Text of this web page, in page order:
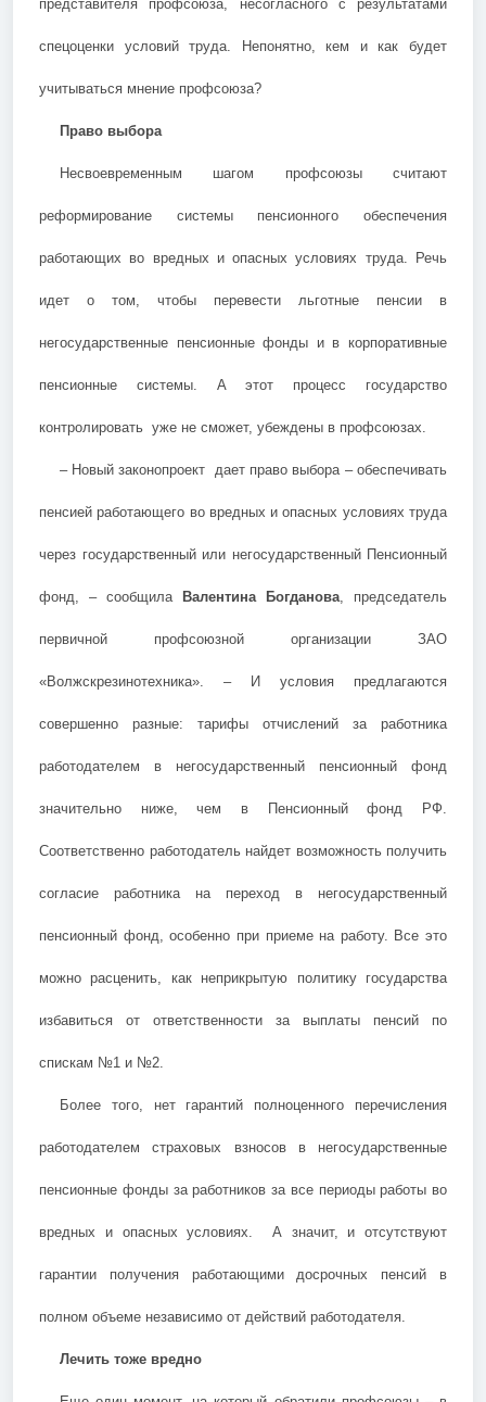
представителя профсоюза, несогласного с результатами
спецоценки условий труда. Непонятно, кем и как будет
учитываться мнение профсоюза?
Право выбора
Несвоевременным шагом профсоюзы считают
реформирование системы пенсионного обеспечения
работающих во вредных и опасных условиях труда. Речь
идет о том, чтобы перевести льготные пенсии в
негосударственные пенсионные фонды и в корпоративные
пенсионные системы. А этот процесс государство
контролировать уже не сможет, убеждены в профсоюзах.
– Новый законопроект дает право выбора – обеспечивать
пенсией работающего во вредных и опасных условиях труда
через государственный или негосударственный Пенсионный
фонд, – сообщила Валентина Богданова, председатель
первичной профсоюзной организации ЗАО
«Волжскрезинотехника». – И условия предлагаются
совершенно разные: тарифы отчислений за работника
работодателем в негосударственный пенсионный фонд
значительно ниже, чем в Пенсионный фонд РФ.
Соответственно работодатель найдет возможность получить
согласие работника на переход в негосударственный
пенсионный фонд, особенно при приеме на работу. Все это
можно расценить, как неприкрытую политику государства
избавиться от ответственности за выплаты пенсий по
спискам №1 и №2.
Более того, нет гарантий полноценного перечисления
работодателем страховых взносов в негосударственные
пенсионные фонды за работников за все периоды работы во
вредных и опасных условиях. А значит, и отсутствуют
гарантии получения работающими досрочных пенсий в
полном объеме независимо от действий работодателя.
Лечить тоже вредно